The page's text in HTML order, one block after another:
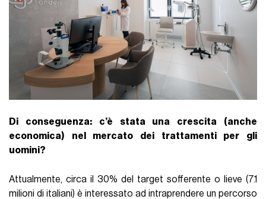
Di conseguenza: c’è stata una crescita (anche
economica) nel mercato dei trattamenti per gli
uomini?
Attualmente, circa il 30% del target sofferente o lieve (7.1
milioni di italiani) è interessato ad intraprendere un percorso